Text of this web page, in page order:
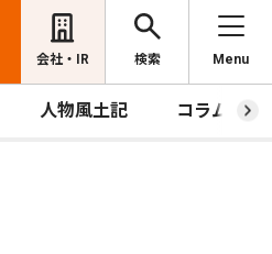
会社・IR 検索 Menu
人物風土記 コラム